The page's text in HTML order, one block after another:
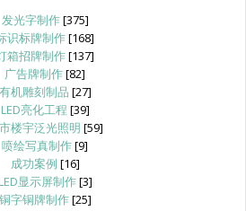
发光字制作[375]
识标牌制作[168]
箱招牌制作[137]
广告牌制作[82]
有机雕刻制品 [27]
LED亮化工程 [39]
楼宇泛光照明 [59]
喷绘写真制作[9]
成功案例 [16]
LED显示屏制作[3]
铜字铜牌制作[25]